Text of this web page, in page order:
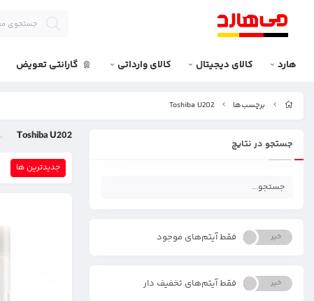
هارد کالای دیجیتال کالای وارداتی گارانتی تعویض
برچسب‌ها Toshiba U202
جستجو در نتایج
بله خیر فقط آیتم‌های موجود
بله خیر فقط آیتم‌های تخفیف دار
Toshiba U202
جدیدترین ها